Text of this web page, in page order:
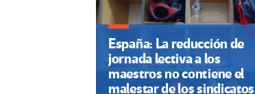
España: La reducción de
jornada lectiva a los
maestros no contiene el
malestar de los sindicatos